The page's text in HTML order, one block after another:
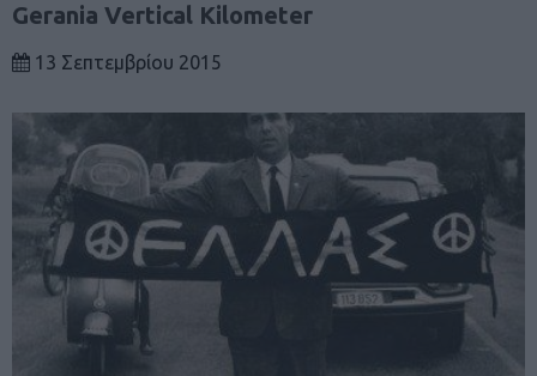
Gerania Vertical Kilometer
13 Σεπτεμβρίου 2015